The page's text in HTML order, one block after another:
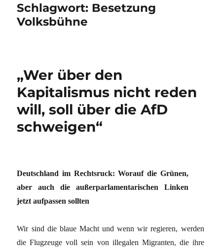
Schlagwort: Besetzung
Volksbühne
„Wer über den
Kapitalismus nicht reden
will, soll über die AfD
schweigen“
Deutschland im Rechtsruck: Worauf die Grünen,
aber auch die außerparlamentarischen Linken
jetzt aufpassen sollten
Wir sind die blaue Macht und wenn wir regieren, werden
die Flugzeuge voll sein von illegalen Migranten, die ihre